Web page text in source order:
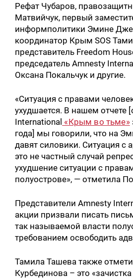
Рефат Чубаров,
Матвийчук, первый
информполитики Эмине
координатор Крым SOS
представитель Freedom
председатель Amnesty
Оксана Покальчук и другие.
«Ситуация с правами
ухудшается. В нашем отчете
International «Крым во тьме»
года] мы говорили, что на
давят силовики. Ситуация с
это не частный случай
ухудшение ситуации с
полуострове», — отметила
Представители Amnesty
акции призвали писать
так называемой власти
требованием освободить
Тамила Ташева также
Курбединова – это